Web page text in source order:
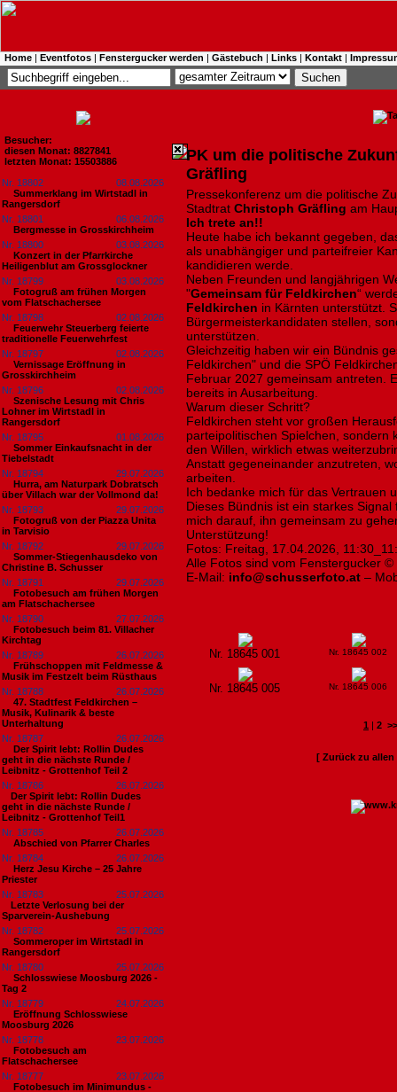
Home | Eventfotos | Fenstergucker werden | Gästebuch | Links | Kontakt |
Besucher:
diesen Monat: 8827841
letzten Monat: 15503886
Nr. 18802
08.08.2026
Summerklang im Wirtstadl in
Rangersdorf
Nr. 18801
06.08.2026
Bergmesse in Grosskirchheim
Nr. 18800
03.08.2026
Konzert in der Pfarrkirche
Heiligenblut am Grossglockner
Nr. 18799
03.08.2026
Fotogruß am frühen Morgen
vom Flatschachersee
Nr. 18798
02.08.2026
Feuerwehr Steuerberg feierte
traditionelle Feuerwehrfest
Nr. 18797
02.08.2026
Vernissage Eröffnung in
Grosskirchheim
Nr. 18796
02.08.2026
Szenische Lesung mit Chris
Lohner im Wirtstadl in
Rangersdorf
Nr. 18795
01.08.2026
Sommer Einkaufsnacht in der
Tiebelstadt
Nr. 18794
29.07.2026
Hurra, am Naturpark Dobratsch
über Villach war der Vollmond da!
Nr. 18793
29.07.2026
Fotogruß von der Piazza Unita
in Tarvisio
Nr. 18792
29.07.2026
Sommer-Stiegenhausdeko von
Christine B. Schusser
Nr. 18791
29.07.2026
Fotobesuch am frühen Morgen
am Flatschachersee
Nr. 18790
27.07.2026
Fotobesuch beim 81. Villacher
Kirchtag
Nr. 18789
26.07.2026
Frühschoppen mit Feldmesse &
Musik im Festzelt beim Rüsthaus
Nr. 18788
26.07.2026
47. Stadtfest Feldkirchen –
Musik, Kulinarik & beste
Unterhaltung
Nr. 18787
26.07.2026
Der Spirit lebt: Rollin Dudes
geht in die nächste Runde /
Leibnitz - Grottenhof Teil 2
Nr. 18786
26.07.2026
​Der Spirit lebt: Rollin Dudes
geht in die nächste Runde /
Leibnitz - Grottenhof Teil1
Nr. 18785
26.07.2026
Abschied von Pfarrer Charles
Nr. 18784
26.07.2026
Herz Jesu Kirche – 25 Jahre
Priester
Nr. 18783
25.07.2026
​Letzte Verlosung bei der
Sparverein-Aushebung
Nr. 18782
25.07.2026
Sommeroper im Wirtstadl in
Rangersdorf
Nr. 18780
25.07.2026
Schlosswiese Moosburg 2026 -
Tag 2
Nr. 18779
24.07.2026
Eröffnung Schlosswiese
Moosburg 2026
Nr. 18778
23.07.2026
Fotobesuch am
Flatschachersee
Nr. 18777
23.07.2026
Fotobesuch im Minimundus -
PK um die politische
Gräfling
Pressekonferenz ​um die politische
Stadtrat Christoph Gräfling am
Ich trete an!!
Heute habe ich bekannt gegeben,
als unabhängiger und parteifreier
kandidieren werde.
Neben Freunden und langjährigen
"Gemeinsam für Feldkirchen“
Feldkirchen in Kärnten unterstützt.
Bürgermeisterkandidaten stellen,
unterstützen.
Gleichzeitig haben wir ein Bündnis
Feldkirchen" und die SPÖ
Februar 2027 gemeinsam antreten.
bereits in Ausarbeitung.
Warum dieser Schritt?
Feldkirchen steht vor großen
parteipolitischen Spielchen, sondern
den Willen, wirklich etwas
Anstatt gegeneinander anzutreten,
arbeiten.
Ich bedanke mich für das Vertrauen
Dieses Bündnis ist ein starkes
mich darauf, ihn gemeinsam zu
Unterstützung!
Fotos: Freitag, 17.04.2026,
Alle Fotos sind vom Fenstergucker ©
E-Mail: info@schusserfoto.at –
Nr. 18645 001 Nr. 18645 002
Nr. 18645 005 Nr. 18645 006
1 | 2
[ Zurück zu